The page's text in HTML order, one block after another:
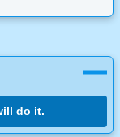
do it.